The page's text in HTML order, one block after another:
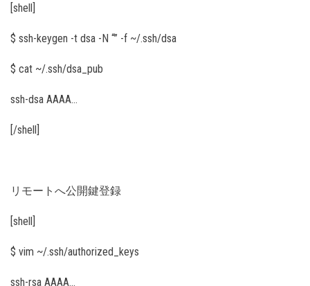
[shell]
$ ssh-keygen -t dsa -N “” -f ~/.ssh/dsa
$ cat ~/.ssh/dsa_pub
ssh-dsa AAAA…
[/shell]
リモートへ公開鍵登録
[shell]
$ vim ~/.ssh/authorized_keys
ssh-rsa AAAA…